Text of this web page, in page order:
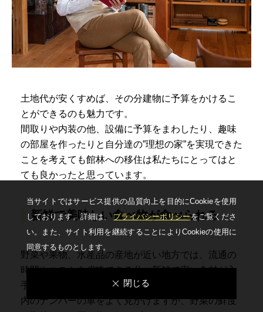
土地代が安くすめば、その分建物に予算をかけるこ
とができるのも魅力です。
間取りや内装の他、設備に予算をまわしたり、趣味
の部屋を作ったりと自分達の”理想の家”を実現できた
ことを考えても館林への移住は私たちにとってはと
ても良かったと思っています。
新鮮で美味しい食べ物が食べられる
野菜や果物、水産品の産地が近い地方では、流通の
時間やコストを省略できる分、新鮮で安い食材が入
手できます。関東近郊の産直店では、朝から東京都
内のナンバーの車をよく見かけますが、野菜の鮮度
当サイトではサービス提供の品質向上を⽬的にCookieを使⽤
しております。詳細は、プライバシーポリシーをご覧くださ
い。
また、サイト利⽤を継続することによりCookieの使⽤に
同意するものとします。
閉じる